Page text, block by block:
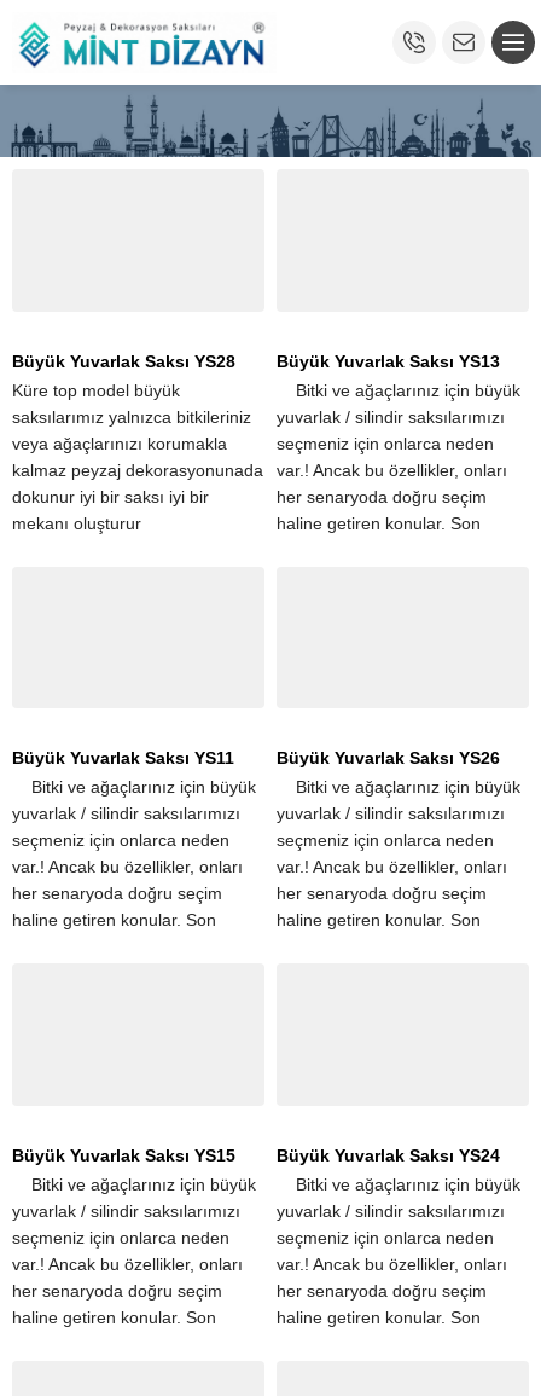
Büyük Yuvarlak Saksı YS28
Küre top model büyük
saksılarımız yalnızca bitkileriniz
veya ağaçlarınızı korumakla
kalmaz peyzaj dekorasyonunada
dokunur iyi bir saksı iyi bir
mekanı oluşturur
Büyük Yuvarlak Saksı YS13
​ ​ ​ ​ Bitki ve ağaçlarınız için büyük
yuvarlak / silindir saksılarımızı
seçmeniz için onlarca neden
var.! Ancak bu özellikler, onları
her senaryoda doğru seçim
haline getiren konular. Son
Büyük Yuvarlak Saksı YS11
​ ​ ​ ​ Bitki ve ağaçlarınız için büyük
yuvarlak / silindir saksılarımızı
seçmeniz için onlarca neden
var.! Ancak bu özellikler, onları
her senaryoda doğru seçim
haline getiren konular. Son
Büyük Yuvarlak Saksı YS26
​ ​ ​ ​ Bitki ve ağaçlarınız için büyük
yuvarlak / silindir saksılarımızı
seçmeniz için onlarca neden
var.! Ancak bu özellikler, onları
her senaryoda doğru seçim
haline getiren konular. Son
Büyük Yuvarlak Saksı YS15
​ ​ ​ ​ Bitki ve ağaçlarınız için büyük
yuvarlak / silindir saksılarımızı
seçmeniz için onlarca neden
var.! Ancak bu özellikler, onları
her senaryoda doğru seçim
haline getiren konular. Son
Büyük Yuvarlak Saksı YS24
​ ​ ​ ​ Bitki ve ağaçlarınız için büyük
yuvarlak / silindir saksılarımızı
seçmeniz için onlarca neden
var.! Ancak bu özellikler, onları
her senaryoda doğru seçim
haline getiren konular. Son